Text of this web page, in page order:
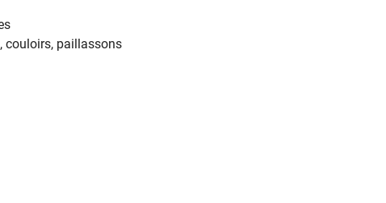
couloirs, paillassons